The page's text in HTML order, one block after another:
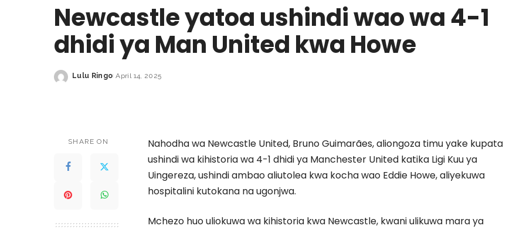
Newcastle yatoa ushindi wao wa 4-1
dhidi ya Man United kwa Howe
Lulu Ringo April 14, 2025
SHARE ON
Nahodha wa Newcastle United, Bruno Guimarães, aliongoza timu yake kupata
ushindi wa kihistoria wa 4-1 dhidi ya Manchester United katika Ligi Kuu ya
Uingereza, ushindi ambao aliutolea kwa kocha wao Eddie Howe, aliyekuwa
hospitalini kutokana na ugonjwa.
Mchezo huo uliokuwa wa kihistoria kwa Newcastle, kwani ulikuwa mara ya